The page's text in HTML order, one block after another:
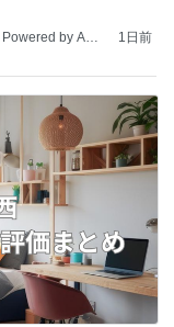
by Ame
1日前